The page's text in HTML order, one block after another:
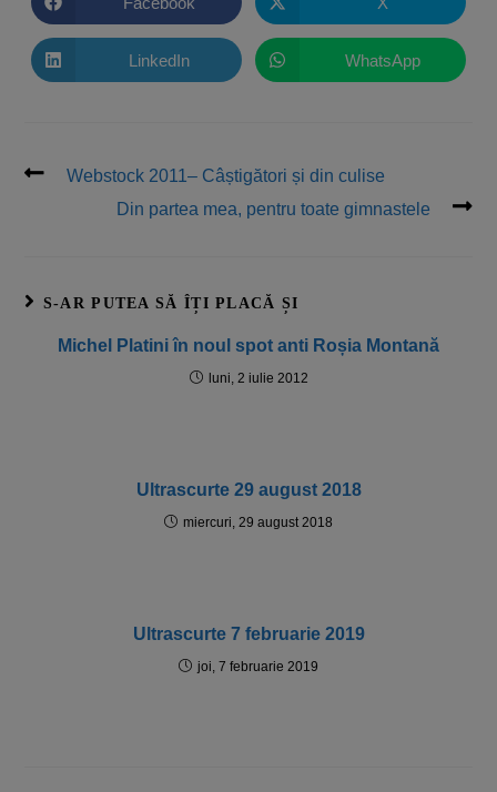
LinkedIn WhatsApp
Webstock 2011– Câștigători și din culise
Din partea mea, pentru toate gimnastele
S-AR PUTEA SĂ ÎȚI PLACĂ ȘI
Michel Platini în noul spot anti Roșia Montană
luni, 2 iulie 2012
Ultrascurte 29 august 2018
miercuri, 29 august 2018
Ultrascurte 7 februarie 2019
joi, 7 februarie 2019